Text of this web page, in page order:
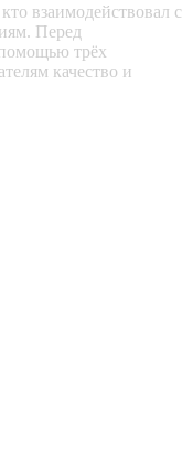
взаимодействовал с
Перед
трёх
качество и